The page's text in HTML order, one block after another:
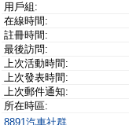
用戶組:
在線時間:
註冊時間:
最後訪問:
上次活動時間:
上次發表時間:
上次郵件通知:
所在時區:
8891汽車社群